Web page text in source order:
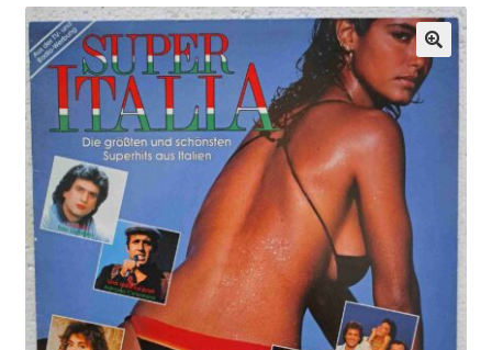
Echipamente
Listă produse
Oferta lunii
Contul meu
Blog
🔍